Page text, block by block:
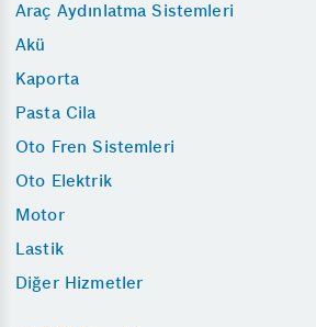
Araç Aydınlatma Sistemleri
Akü
Kaporta
Pasta Cila
Oto Fren Sistemleri
Oto Elektrik
Motor
Lastik
Diğer Hizmetler